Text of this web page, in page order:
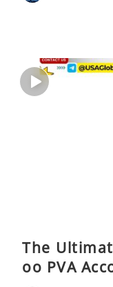
The
oo PVA